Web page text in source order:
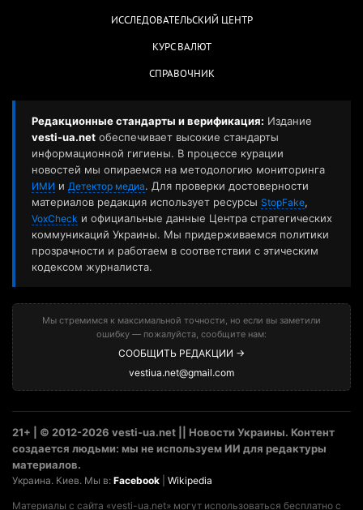
ИССЛЕДОВАТЕЛЬСКИЙ ЦЕНТР
КУРС ВАЛЮТ
СПРАВОЧНИК
Редакционные стандарты и верификация: Издание
vesti-ua.net обеспечивает высокие стандарты
информационной гигиены. В процессе курации
новостей мы опираемся на методологию мониторинга
ИМИ и Детектор медиа. Для проверки достоверности
материалов редакция использует ресурсы StopFake,
VoxCheck и официальные данные Центра стратегических
коммуникаций Украины. Мы придерживаемся политики
прозрачности и работаем в соответствии с этическим
кодексом журналиста.
Мы стремимся к максимальной точности, но если вы заметили
ошибку — пожалуйста, сообщите нам:
СООБЩИТЬ РЕДАКЦИИ →
vestiua.net@gmail.com
21+ | © 2012-2026 vesti-ua.net || Новости Украины. Контент
создается людьми: мы не используем ИИ для редактуры
материалов.
Украина. Киев. Мы в: Facebook Wikipedia
Материалы с сайта «vesti-ua.net» могут использоваться бесплатно с